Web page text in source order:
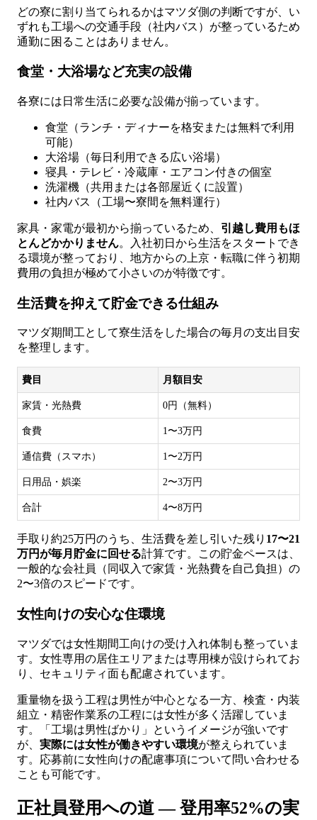
どの寮に割り当てられるかはマツダ側の判断ですが、い
ずれも工場への交通手段（社内バス）が整っているため
通勤に困ることはありません。
食堂・大浴場など充実の設備
各寮には日常生活に必要な設備が揃っています。
食堂（ランチ・ディナーを格安または無料で利用
可能）
大浴場（毎日利用できる広い浴場）
寝具・テレビ・冷蔵庫・エアコン付きの個室
洗濯機（共用または各部屋近くに設置）
社内バス（工場〜寮間を無料運行）
家具・家電が最初から揃っているため、 引越し費用もほ
とんどかかりません。入社初日から生活をスタートでき
る環境が整っており、地方からの上京・転職に伴う初期
費用の負担が極めて小さいのが特徴です。
生活費を抑えて貯金できる仕組み
マツダ期間工として寮生活をした場合の毎月の支出目安
を整理します。
費目 月額目安
家賃・光熱費 0円（無料）
食費 1〜3万円
通信費（スマホ） 1〜2万円
日用品・娯楽 2〜3万円
合計 4〜8万円
手取り約25万円のうち、生活費を差し引いた残り 17〜21
万円が毎月貯金に回せる計算です。この貯金ペースは、
一般的な会社員（同収入で家賃・光熱費を自己負担）の
2〜3倍のスピードです。
女性向けの安心な住環境
マツダでは女性期間工向けの受け入れ体制も整っていま
す。女性専用の居住エリアまたは専用棟が設けられてお
り、セキュリティ面も配慮されています。
重量物を扱う工程は男性が中心となる一方、検査・内装
組立・精密作業系の工程には女性が多く活躍していま
す。「工場は男性ばかり」というイメージが強いです
が、 実際には女性が働きやすい環境が整えられていま
す。応募前に女性向けの配慮事項について問い合わせる
ことも可能です。
正社員登用への道 — 登用率52%の実